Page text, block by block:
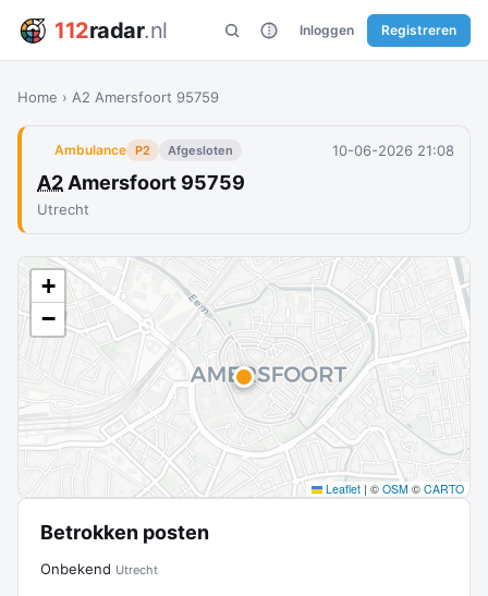
112radar.nl Inloggen Registreren
Home › A2 Amersfoort 95759
Ambulance P2 Afgesloten 10-06-2026 21:08
A2 Amersfoort 95759
Utrecht
+
−
Leaflet | © OSM © CARTO
Betrokken posten
Onbekend Utrecht